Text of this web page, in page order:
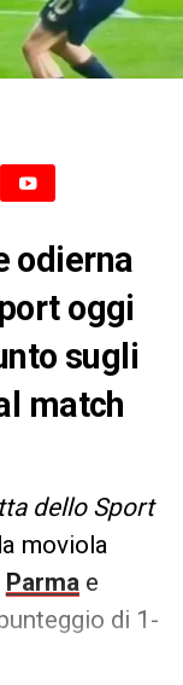
odierna
oggi
sugli
match
dello Sport
moviola
Parmae
di 1-